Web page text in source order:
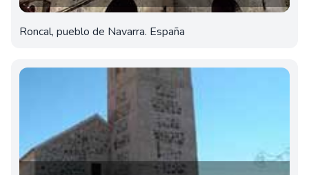
Roncal, pueblo de Navarra. España